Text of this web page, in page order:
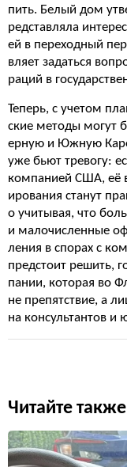
пить. Белый дом
редставляла
ей в переходный
вляет задаться
раций в
Теперь, с учетом
ские методы могут
ерную и Южную
уже бьют тревогу:
компанией США, её
ирования станут
о учитывая, что
и малочисленные
ления в спорах с
предстоит решить,
пании, которая во
не препятствие, а
на консультантов и
Читайте